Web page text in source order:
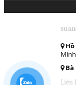
Minh
Bà
Liên